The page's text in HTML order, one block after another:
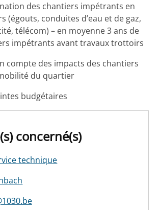
des chantiers impétrants en
(égouts, conduites d’eau et de gaz,
télécom) – en moyenne 3 ans de
impétrants avant travaux trottoirs
compte des impacts des chantiers
du quartier
budgétaires
concerné(s)
technique